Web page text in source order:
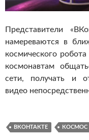
Представители
намереваются в
космического
космонавтам
сети, получать и
видео
ВКОНТАКТЕ КОСМОС